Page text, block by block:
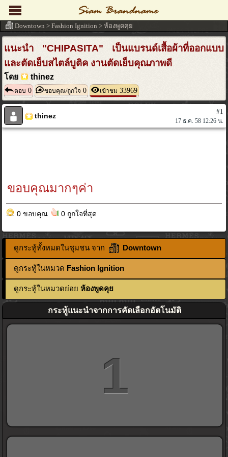
แนะนำ "CHIPASITA" เป็นแบรนด์เสื้อผ้าที่ออกแบบ
และตัดเย็บสไตล์บูติค งานตัดเย็บคุณภาพดี
โดย thinez
ตอบ 0 ขอบคุณ/ถูกใจ 0 เข้าชม 33969
thinez
#1
17 ธ.ค. 58 12:26 น.
ขอบคุณมากๆค่า
0 ขอบคุณ 0 ถูกใจที่สุด
ดูกระทู้ทั้งหมดในชุมชน จาก Downtown
ดูกระทู้ในหมวด Fashion Ignition
ดูกระทู้ในหมวดย่อยห้องพูดคุย
กระทู้แนะนำจากการคัดเลือกอัตโนมัติ
1
Downtown > Fashion Ignition > ห้องพูดคุย